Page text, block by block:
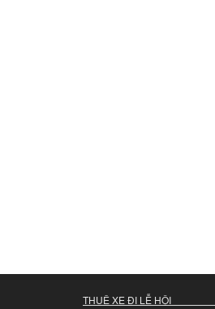
THUÊ XE ĐI LỄ HỘI